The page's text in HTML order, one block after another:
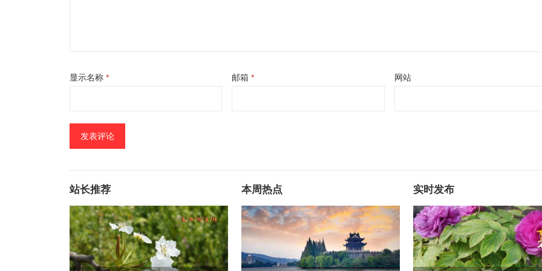
显示名称 * 邮箱* 网站
站长推荐 本周热点 实时发布